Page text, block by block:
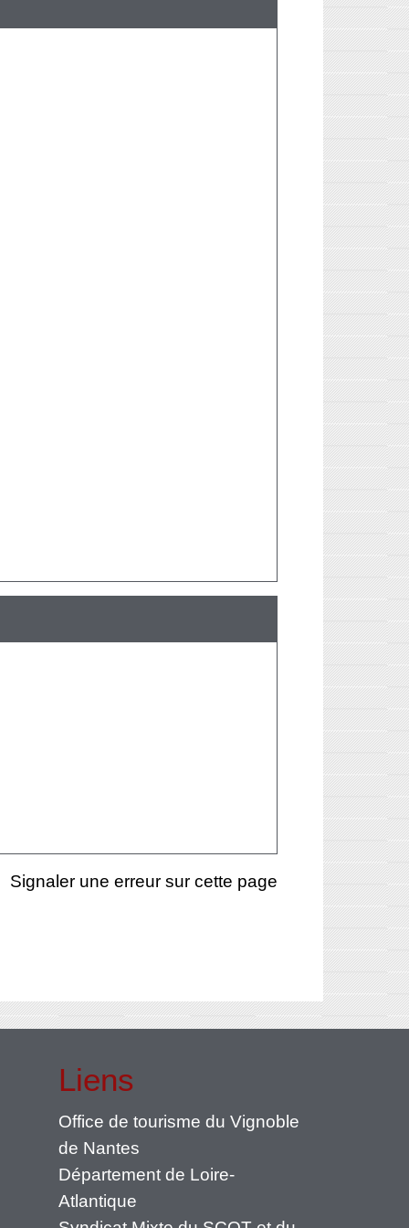
Signaler une erreur sur cette page
Liens
Office de tourisme du Vignoble
de Nantes
Département de Loire-
Atlantique